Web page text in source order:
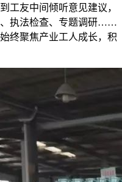
工友中间倾听意见建议，
、执法检查、专题调研……
终聚焦产业工人成长，积